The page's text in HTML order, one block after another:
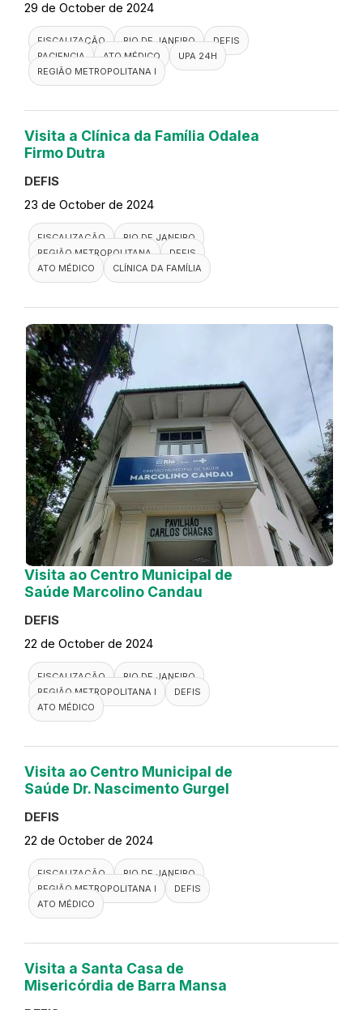
29 de October de 2024
FISCALIZAÇÃO RIO DE JANEIRO
DEFIS
PACIENCIA
ATO MÉDICO
UPA 24H
REGIÃO METROPOLITANA I
Visita a Clínica da Família Odalea
Firmo Dutra
DEFIS
23 de October de 2024
FISCALIZAÇÃO
RIO DE JANEIRO
REGIÃO METROPOLITANA
DEFIS
ATO MÉDICO
CLÍNICA DA FAMÍLIA
Saúde Marcolino Candau
22 de October de 2024
FISCALIZAÇÃO